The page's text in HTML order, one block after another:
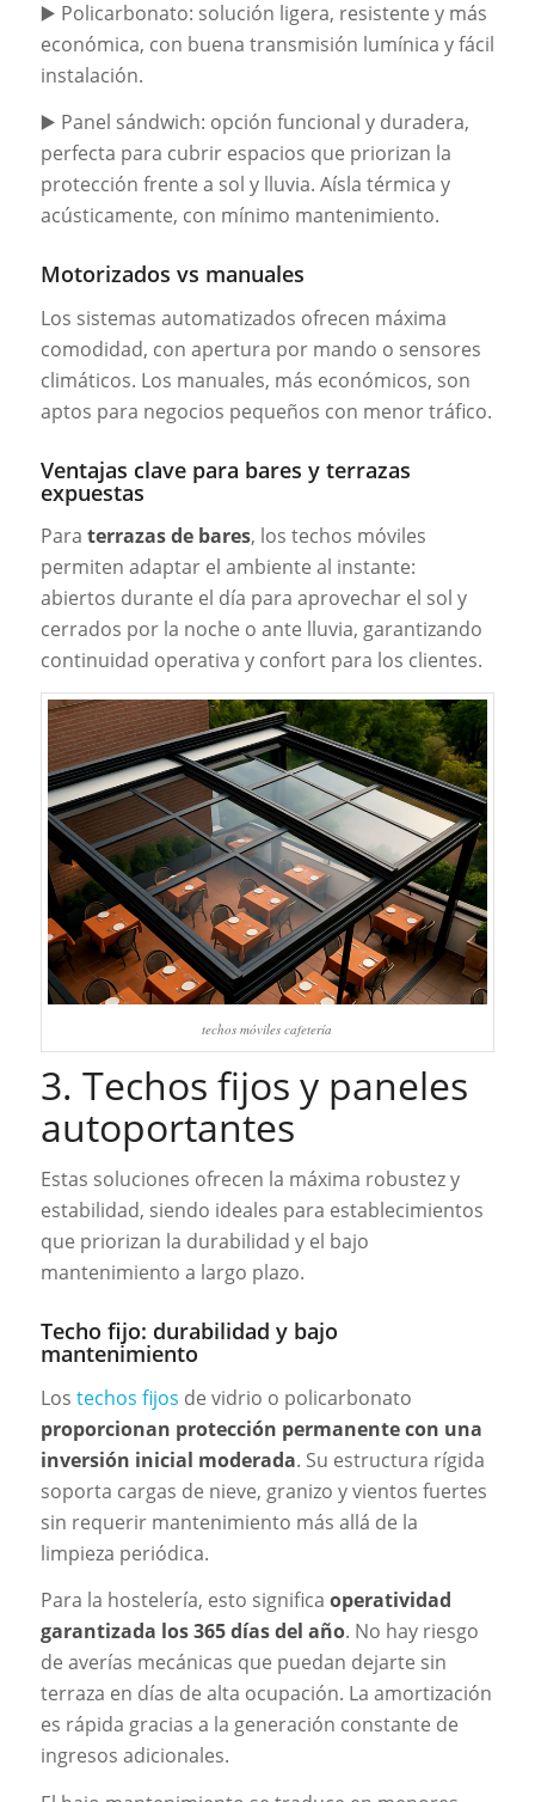
▶️ Policarbonato: solución ligera, resistente y más
económica, con buena transmisión lumínica y fácil
instalación.
▶️ Panel sándwich: opción funcional y duradera,
perfecta para cubrir espacios que priorizan la
protección frente a sol y lluvia. Aísla térmica y
acústicamente, con mínimo mantenimiento.
Motorizados vs manuales
Los sistemas automatizados ofrecen máxima
comodidad, con apertura por mando o sensores
climáticos. Los manuales, más económicos, son
aptos para negocios pequeños con menor tráfico.
Ventajas clave para bares y terrazas
expuestas
Para terrazas de bares, los techos móviles
permiten adaptar el ambiente al instante:
abiertos durante el día para aprovechar el sol y
cerrados por la noche o ante lluvia, garantizando
continuidad operativa y confort para los clientes.
techos móviles cafetería
3. Techos fijos y paneles
autoportantes
Estas soluciones ofrecen la máxima robustez y
estabilidad, siendo ideales para establecimientos
que priorizan la durabilidad y el bajo
mantenimiento a largo plazo.
Techo fijo: durabilidad y bajo
mantenimiento
Los techos fijos de vidrio o policarbonato
proporcionan protección permanente con una
inversión inicial moderada. Su estructura rígida
soporta cargas de nieve, granizo y vientos fuertes
sin requerir mantenimiento más allá de la
limpieza periódica.
Para la hostelería, esto significa operatividad
garantizada los 365 días del año. No hay riesgo
de averías mecánicas que puedan dejarte sin
terraza en días de alta ocupación. La amortización
es rápida gracias a la generación constante de
ingresos adicionales.